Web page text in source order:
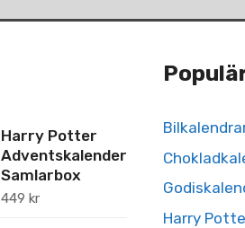
Harry Potter
Adventskalender
Samlarbox
449 kr
Harry